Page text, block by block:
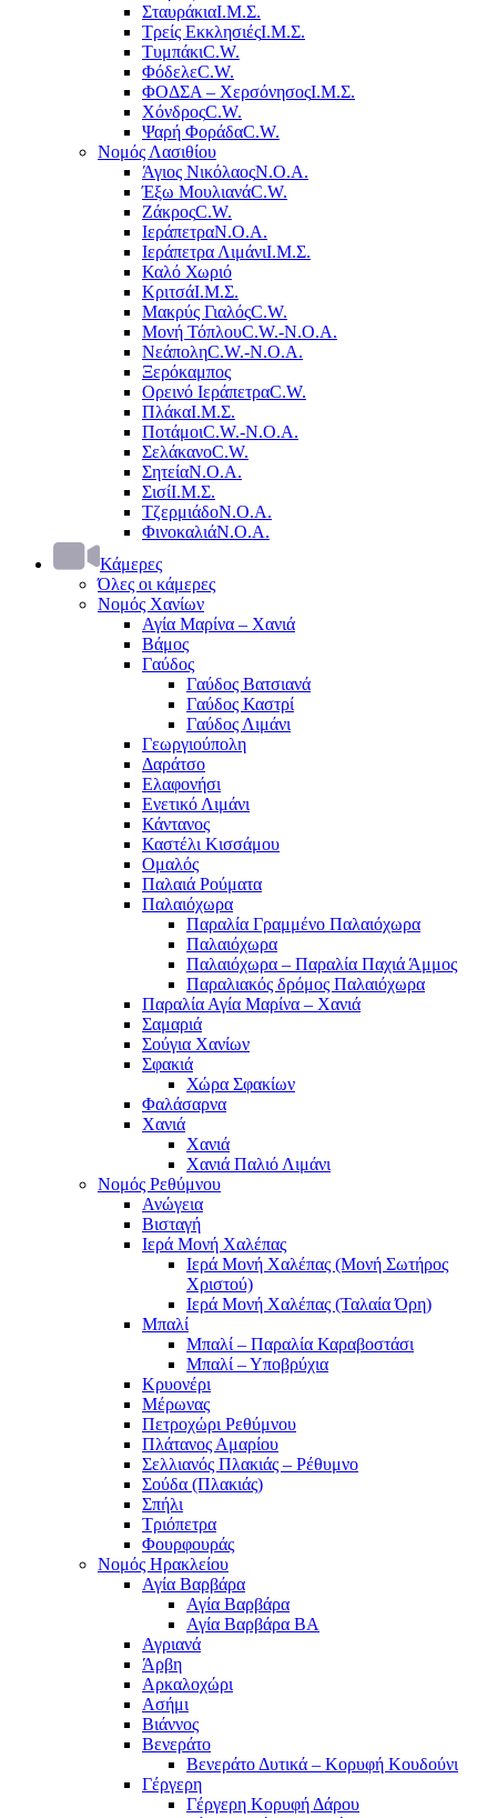
ΣταυράκιαΙ.Μ.Σ.
Τρείς ΕκκλησιέςΙ.Μ.Σ.
ΤυμπάκιC.W.
ΦόδελεC.W.
ΦΟΔΣΑ – ΧερσόνησοςΙ.Μ.Σ.
ΧόνδροςC.W.
Ψαρή ΦοράδαC.W.
Νομός Λασιθίου
Άγιος ΝικόλαοςΝ.Ο.Α.
Έξω ΜουλιανάC.W.
ΖάκροςC.W.
ΙεράπετραΝ.Ο.Α.
Ιεράπετρα ΛιμάνιΙ.Μ.Σ.
Καλό Χωριό
ΚριτσάΙ.Μ.Σ.
Μακρύς ΓιαλόςC.W.
Μονή ΤόπλουC.W.-Ν.Ο.Α.
ΝεάποληC.W.-Ν.Ο.Α.
Ξερόκαμπος
Ορεινό ΙεράπετραC.W.
ΠλάκαΙ.Μ.Σ.
ΠοτάμοιC.W.-Ν.Ο.Α.
ΣελάκανοC.W.
ΣητείαΝ.Ο.Α.
ΣισίΙ.Μ.Σ.
ΤζερμιάδοΝ.Ο.Α.
ΦινοκαλιάΝ.Ο.Α.
Κάμερες
Όλες οι κάμερες
Νομός Χανίων
Αγία Μαρίνα – Χανιά
Βάμος
Γαύδος
Γαύδος Βατσιανά
Γαύδος Καστρί
Γαύδος Λιμάνι
Γεωργιούπολη
Δαράτσο
Ελαφονήσι
Ενετικό Λιμάνι
Κάντανος
Καστέλι Κισσάμου
Ομαλός
Παλαιά Ρούματα
Παλαιόχωρα
Παραλία Γραμμένο Παλαιόχωρα
Παλαιόχωρα
Παλαιόχωρα – Παραλία Παχιά Άμμος
Παραλιακός δρόμος Παλαιόχωρα
Παραλία Αγία Μαρίνα – Χανιά
Σαμαριά
Σούγια Χανίων
Σφακιά
Χώρα Σφακίων
Φαλάσαρνα
Χανιά
Χανιά
Χανιά Παλιό Λιμάνι
Νομός Ρεθύμνου
Ανώγεια
Βισταγή
Ιερά Μονή Χαλέπας
Ιερά Μονή Χαλέπας (Μονή Σωτήρος
Χριστού)
Ιερά Μονή Χαλέπας (Ταλαία Όρη)
Μπαλί
Μπαλί – Παραλία Καραβοστάσι
Μπαλί – Υποβρύχια
Κρυονέρι
Μέρωνας
Πετροχώρι Ρεθύμνου
Πλάτανος Αμαρίου
Σελλιανός Πλακιάς – Ρέθυμνο
Σούδα (Πλακιάς)
Σπήλι
Τριόπετρα
Φουρφουράς
Νομός Ηρακλείου
Αγία Βαρβάρα
Αγία Βαρβάρα
Αγία Βαρβάρα ΒΑ
Αγριανά
Άρβη
Αρκαλοχώρι
Ασήμι
Βιάννος
Βενεράτο
Βενεράτο Δυτικά – Κορυφή Κουδούνι
Γέργερη
Γέργερη Κορυφή Δάρου